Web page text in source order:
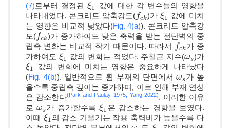
(7)로부터 결정된ξ1
ξ1
값에 대한 각 변수들의 영향을
나타내었다. 콘크리트 압축강도(fck
fck)가 ξ1
ξ1 값에 미치
는 영향은 비교적 낮았다(Fig. 4(a)). 콘크리트 압축강
도(fck
fck)가 증가하여도 낮은 축력을 받는 전단벽의 중
립축 변화는 비교적 작기 때문이다. 따라서 fck
fck 가 증
가하여도 ξ1
ξ1 값의 변화는 적었다. 주철근 지수(ωs
ωs)가
ξ1
ξ1
값의 변화에 미치는 영향은 중요하게 나타났다
(Fig. 4(b)). 일반적으로 휨 부재의 단면에서ωs
ωs가 높
을수록 중립축 깊이는 증가하며, 이로 인해 부재 연성
은 감소한다(Park and Paulay 1975; Yang 2022). 이러한 이유
로ωs
ωs가 증가할수록ξ1
ξ1 은 감소하는 경향을 보였다.
이때 ξ1
ξ1 의 감소 기울기는 작용 축력비가 높을수록 다